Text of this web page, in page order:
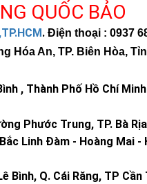
QUỐC BẢO
. Điện thoại : 0937
Hóa An, TP. Biên Hòa,
, Thành Phố Hồ Chí Minh
Phước Trung, TP. Bà Rịa
Linh Đàm - Hoàng Mai -
Bình, Q. Cái Răng, TP Cần